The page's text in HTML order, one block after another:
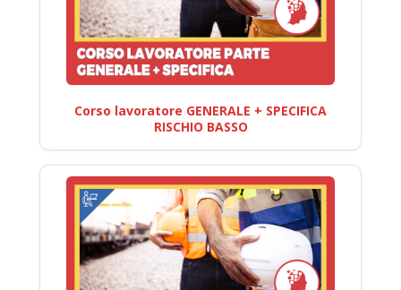
Corso lavoratore GENERALE + SPECIFICA
RISCHIO BASSO